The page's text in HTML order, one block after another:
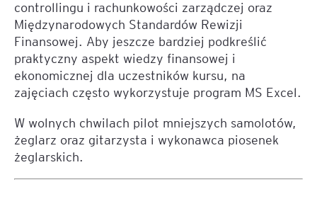
controllingu i rachunkowości zarządczej oraz
Międzynarodowych Standardów Rewizji
Finansowej. Aby jeszcze bardziej podkreślić
praktyczny aspekt wiedzy finansowej i
ekonomicznej dla uczestników kursu, na
zajęciach często wykorzystuje program MS Excel.
W wolnych chwilach pilot mniejszych samolotów,
żeglarz oraz gitarzysta i wykonawca piosenek
żeglarskich.